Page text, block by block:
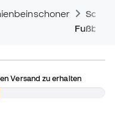
Versand zu erhalten